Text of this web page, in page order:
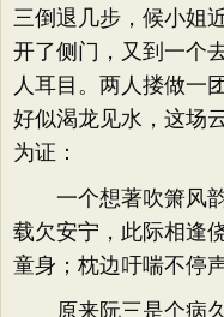
三倒退几步，候小姐
开了侧门，又到一个
人耳目。两人搂做一
好似渴龙见水，这场
为证：
一个想著吹箫风韵
载欠安宁，此际相逢
童身；枕边吁喘不停
原来阮三是个病久